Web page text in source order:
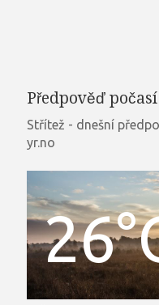
Předpověď
Střítež - dnešní
yr.no